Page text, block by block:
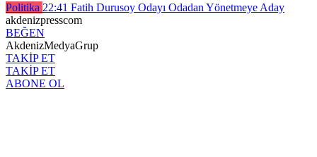
Politika 22:41 Fatih Durusoy Odayı Odadan Yönetmeye Aday
akdenizpresscom
BEĞEN
AkdenizMedyaGrup
TAKİP ET
TAKİP ET
ABONE OL